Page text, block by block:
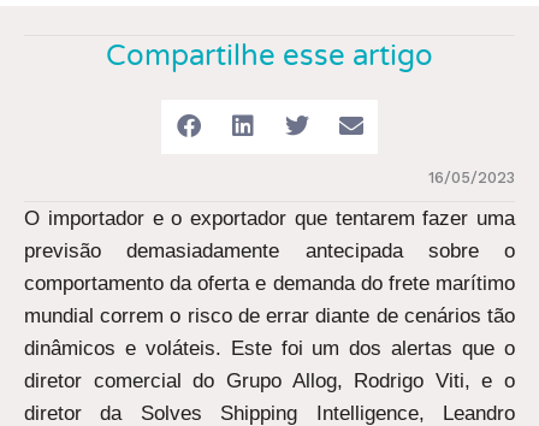
Compartilhe esse artigo
16/05/2023
O importador e o exportador que tentarem fazer uma
previsão demasiadamente antecipada sobre o
comportamento da oferta e demanda do frete marítimo
mundial correm o risco de errar diante de cenários tão
dinâmicos e voláteis. Este foi um dos alertas que o
diretor comercial do Grupo Allog, Rodrigo Viti, e o
diretor da Solves Shipping Intelligence, Leandro